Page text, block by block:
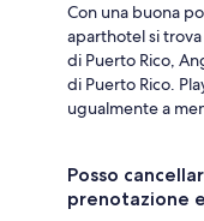
Con una buona
aparthotel si
di Puerto Rico,
di Puerto Rico.
ugualmente a
Posso
prenotazione